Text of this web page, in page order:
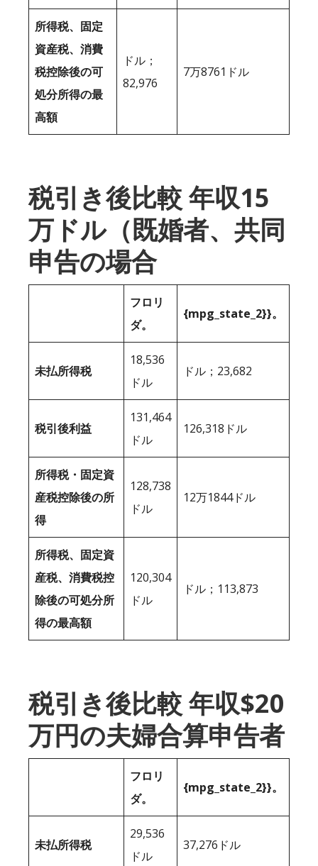
所得税、固定
資産税、消費
税控除後の可
処分所得の最
高額
ドル；
82,976
7万8761ドル
税引き後比較 年収15
万ドル（既婚者、共同
申告の場合
フロリ
ダ。
{mpg_state_2}}。
未払所得税
18,536
ドル
ドル；23,682
税引後利益
131,464
ドル
126,318ドル
所得税・固定資
産税控除後の所
得
128,738
ドル
12万1844ドル
所得税、固定資
産税、消費税控
除後の可処分所
得の最高額
120,304
ドル
ドル；113,873
税引き後比較 年収$20
万円の夫婦合算申告者
フロリ
ダ。
{mpg_state_2}}。
未払所得税
29,536
ドル
37,276ドル